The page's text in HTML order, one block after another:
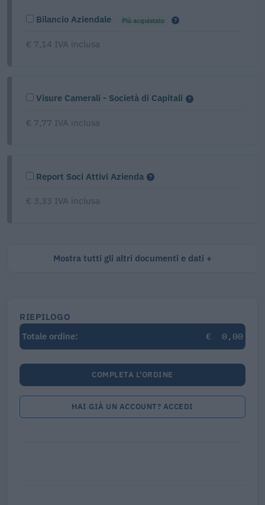
Bilancio Aziendale Più acquistato
€ 7,14 IVA inclusa
Visure Camerali - Società di Capitali
€ 7,77 IVA inclusa
Report Soci Attivi Azienda
€ 3,33 IVA inclusa
Mostra tutti gli altri documenti e dati
RIEPILOGO
Totale ordine:
€ 0,00
COMPLETA L'ORDINE
HAI GIÀ UN ACCOUNT? ACCEDI